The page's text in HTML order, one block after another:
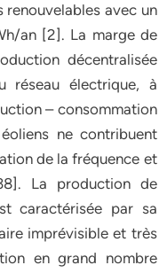
avec un
an [2]. La marge de
décentralisée
réseau électrique, à
– consommation
ne contribuent
de la fréquence et
La production de
caractérisée par sa
imprévisible et très
en grand nombre